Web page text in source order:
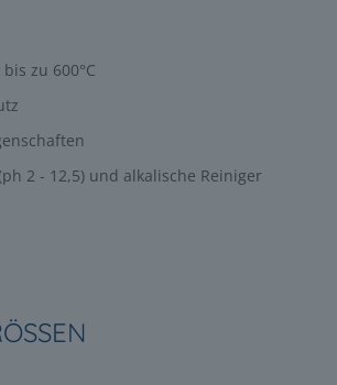
zu 600°C
2 - 12,5) und alkalische Reiniger